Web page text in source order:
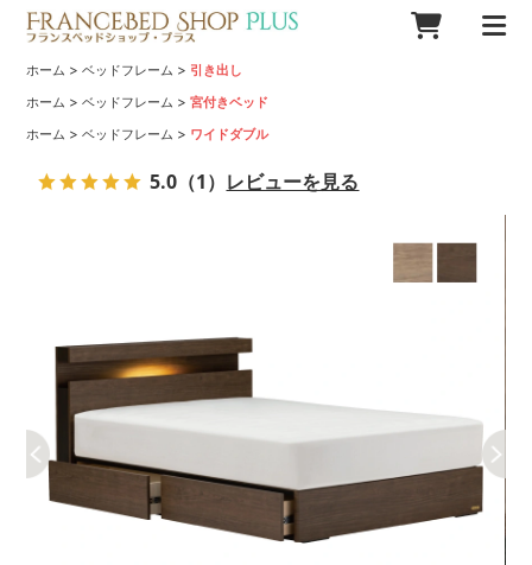
ホーム >ベッドフレーム > 引き出し
ホーム >ベッドフレーム >宮付きベッド
ホーム >ベッドフレーム > ワイドダブル
5.0 （1） レビューを見る